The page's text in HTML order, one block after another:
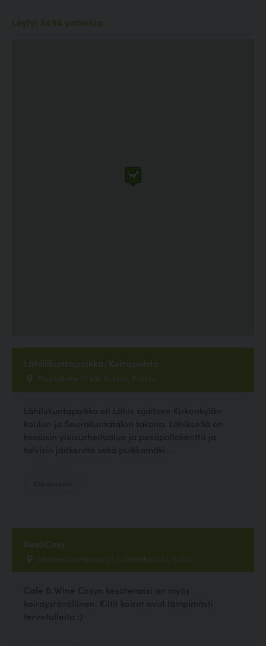
Löytyi 2494 palvelua
Lähiliikuntapaikka/Koirapuisto
Puustellintie 07560 Pukkila, Pukkila
Lähiliikuntapaikka eli Lähis sijaitsee Kirkonkylän
koulun ja Seurakuntatalon takana. Lähiksellä on
kesäisin yleisurheilualue ja pesäpallokenttä ja
talvisin jääkenttä sekä pulkkamäki....
KesäCosy
Läntinen Rantakatu 23 / Linnankatu 24, Turku
Cafe & Wine Cosyn kesäterassi on myös
koiraystävällinen. Kiltit koirat ovat lämpimästi
tervetulleita :)